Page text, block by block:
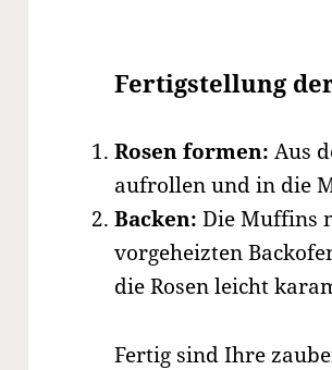
Fertigstellung
Rosen formen: Aus
aufrollen und in die
Backen: Die Muffins
vorgeheizten
die Rosen leicht
Fertig sind Ihre